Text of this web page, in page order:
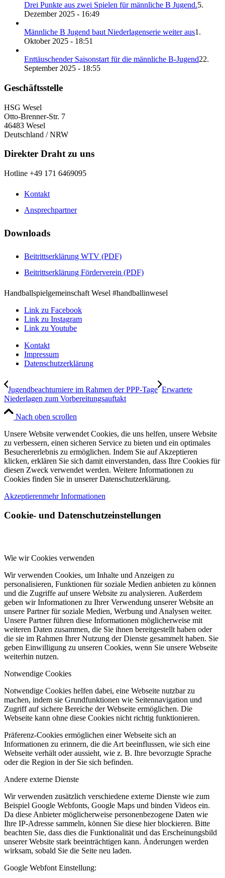
Drei Punkte aus zwei Spielen für männliche B Jugend.5.
Dezember 2025 - 16:49
Männliche B Jugend baut Niederlagenserie weiter aus1.
Oktober 2025 - 18:51
Enttäuschender Saisonstart für die männliche B-Jugend22.
September 2025 - 18:55
Geschäftsstelle
HSG Wesel
Otto-Brenner-Str. 7
46483 Wesel
Deutschland / NRW
Direkter Draht zu uns
Hotline +49 171 6469095
Kontakt
Ansprechpartner
Downloads
Beitrittserklärung WTV (PDF)
Beitrittserklärung Förderverein (PDF)
Handballspielgemeinschaft Wesel #handballinwesel
Link zu Facebook
Link zu Instagram
Link zu Youtube
Kontakt
Impressum
Datenschutzerklärung
Jugendbeachturniere im Rahmen der PPP-Tage Erwartete
Niederlagen zum Vorbereitungsauftakt
Nach oben scrollen
Unsere Website verwendet Cookies, die uns helfen, unsere Website
zu verbessern, einen sicheren Service zu bieten und ein optimales
Besuchererlebnis zu ermöglichen. Indem Sie auf Akzeptieren
klicken, erklären Sie sich damit einverstanden, dass Ihre Cookies für
diesen Zweck verwendet werden. Weitere Informationen zu
Cookies finden Sie in unserer Datenschutzerklärung.
Akzeptierenmehr Informationen
Cookie- und Datenschutzeinstellungen
Wie wir Cookies verwenden
Wir verwenden Cookies, um Inhalte und Anzeigen zu
personalisieren, Funktionen für soziale Medien anbieten zu können
und die Zugriffe auf unsere Website zu analysieren. Außerdem
geben wir Informationen zu Ihrer Verwendung unserer Website an
unsere Partner für soziale Medien, Werbung und Analysen weiter.
Unsere Partner führen diese Informationen möglicherweise mit
weiteren Daten zusammen, die Sie ihnen bereitgestellt haben oder
die sie im Rahmen Ihrer Nutzung der Dienste gesammelt haben. Sie
geben Einwilligung zu unseren Cookies, wenn Sie unsere Webseite
weiterhin nutzen.
Notwendige Cookies
Notwendige Cookies helfen dabei, eine Webseite nutzbar zu
machen, indem sie Grundfunktionen wie Seitennavigation und
Zugriff auf sichere Bereiche der Webseite ermöglichen. Die
Webseite kann ohne diese Cookies nicht richtig funktionieren.
Präferenz-Cookies ermöglichen einer Webseite sich an
Informationen zu erinnern, die die Art beeinflussen, wie sich eine
Webseite verhält oder aussieht, wie z. B. Ihre bevorzugte Sprache
oder die Region in der Sie sich befinden.
Andere externe Dienste
Wir verwenden zusätzlich verschiedene externe Dienste wie zum
Beispiel Google Webfonts, Google Maps und binden Videos ein.
Da diese Anbieter möglicherweise personenbezogene Daten wie
Ihre IP-Adresse sammeln, können Sie diese hier blockieren. Bitte
beachten Sie, dass dies die Funktionalität und das Erscheinungsbild
unserer Website stark beeinträchtigen kann. Änderungen werden
wirksam, sobald Sie die Seite neu laden.
Google Webfont Einstellung: